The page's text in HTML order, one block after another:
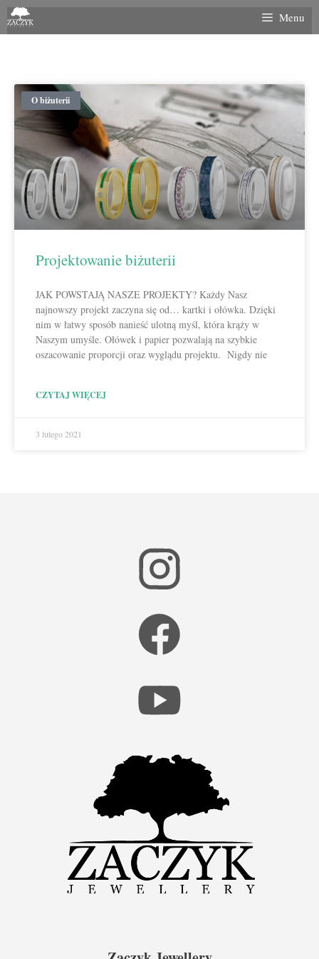
Menu
O biżuterii
Projektowanie biżuterii
JAK POWSTAJĄ NASZE PROJEKTY? Każdy Nasz
najnowszy projekt zaczyna się od… kartki i ołówka. Dzięki
nim w łatwy sposób nanieść ulotną myśl, która krąży w
Naszym umyśle. Ołówek i papier pozwalają na szybkie
oszacowanie proporcji oraz wyglądu projektu. Nigdy nie
CZYTAJ WIĘCEJ
3 lutego 2021